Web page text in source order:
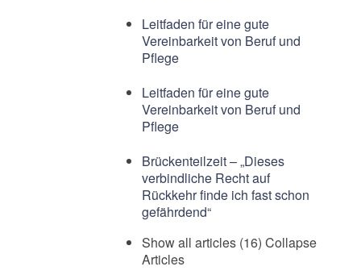
Leitfaden für eine gute
Vereinbarkeit von Beruf und
Pflege
Leitfaden für eine gute
Vereinbarkeit von Beruf und
Pflege
Brückenteilzeit – „Dieses
verbindliche Recht auf
Rückkehr finde ich fast schon
gefährdend“
Show all articles (16) Collapse
Articles